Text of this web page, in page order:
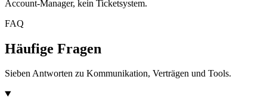
Account-Manager, kein Ticketsystem.
FAQ
Häufige Fragen
Sieben Antworten zu Kommunikation, Verträgen und Tools.